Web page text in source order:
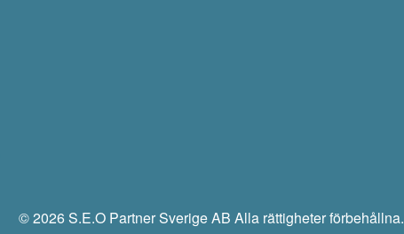
© 2026 S.E.O Partner Sverige AB Alla rättigheter förbehållna.